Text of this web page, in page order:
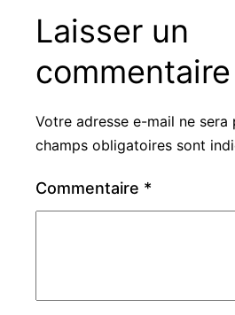
Laisser un
commentaire
Votre adresse e-mail ne sera
champs obligatoires sont
Commentaire *